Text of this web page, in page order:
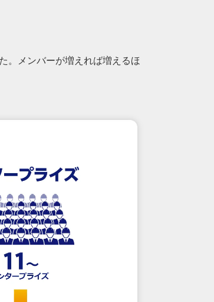
。メンバーが増えれば増えるほ